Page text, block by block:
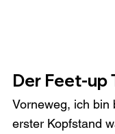
Der Feet-up
Vorneweg, ich bin
erster Kopfstand